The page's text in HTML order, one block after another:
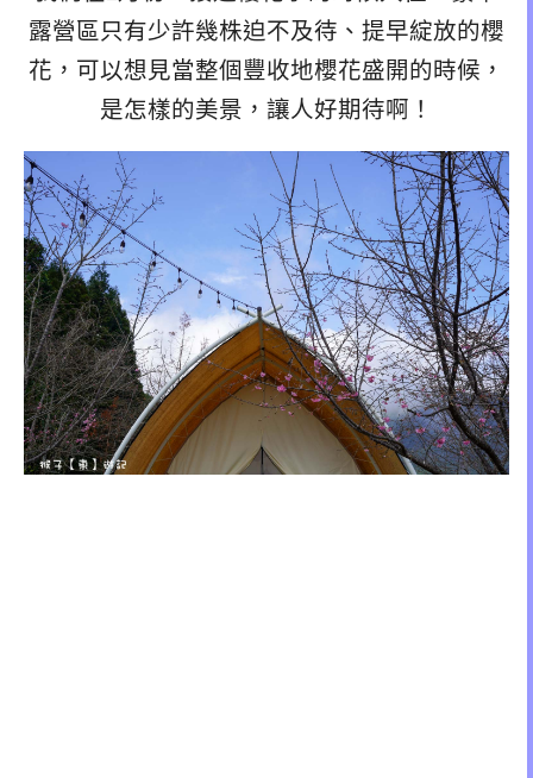
露營區只有少許幾株迫不及待、提早綻放的櫻
花，可以想見當整個豐收地櫻花盛開的時候，
是怎樣的美景，讓人好期待啊！